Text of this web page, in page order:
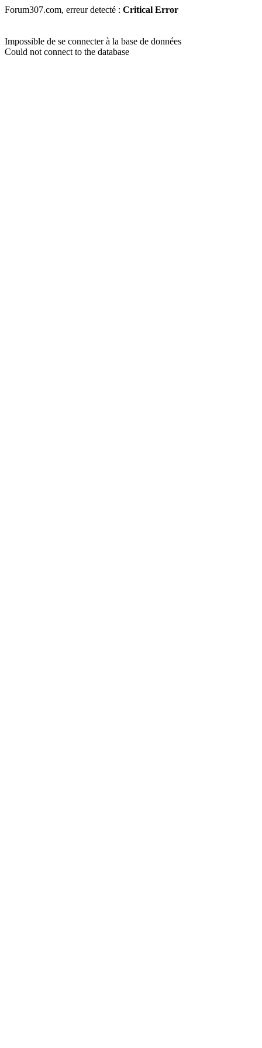
Forum307.com, erreur detecté : Critical Error
Impossible de se connecter à la base de données
Could not connect to the database